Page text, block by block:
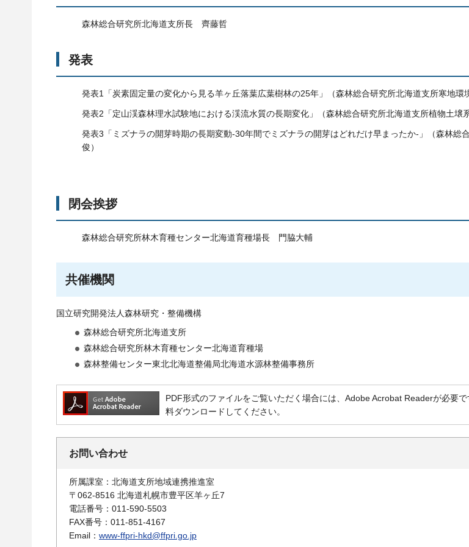
森林総合研究所北海道支所長 齊藤哲
発表
発表1「炭素固定量の変化から見る羊ヶ丘落葉広葉樹林の25年」（森林総合研究所北海道支所寒地
発表2「定山渓森林理水試験地における渓流水質の長期変化」（森林総合研究所北海道支所植物土壌
発表3「ミズナラの開芽時期の長期変動-30年間でミズナラの開芽はどれだけ早まったか-」（森林
俊）
閉会挨拶
森林総合研究所林木育種センター北海道育種場長 門脇大輔
共催機関
国立研究開発法人森林研究・整備機構
森林総合研究所北海道支所
森林総合研究所林木育種センター北海道育種場
森林整備センター東北北海道整備局北海道水源林整備事務所
PDF形式のファイルをご覧いただく場合には、Adobe Acrobat Readerが必要
料ダウンロードしてください。
お問い合わせ
所属課室：北海道支所地域連携推進室
〒062-8516 北海道札幌市豊平区羊ヶ丘7
電話番号：011-590-5503
FAX番号：011-851-4167
Email： www-ffpri-hkd@ffpri.go.jp